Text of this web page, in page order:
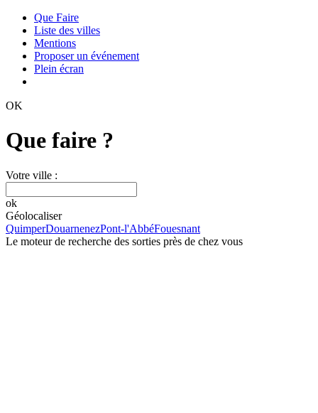
Que Faire
Liste des villes
Mentions
Proposer un événement
Plein écran
OK
Que faire ?
Votre ville :
ok
Géolocaliser
QuimperDouarnenezPont-l'AbbéFouesnant
Le moteur de recherche des sorties près de chez vous